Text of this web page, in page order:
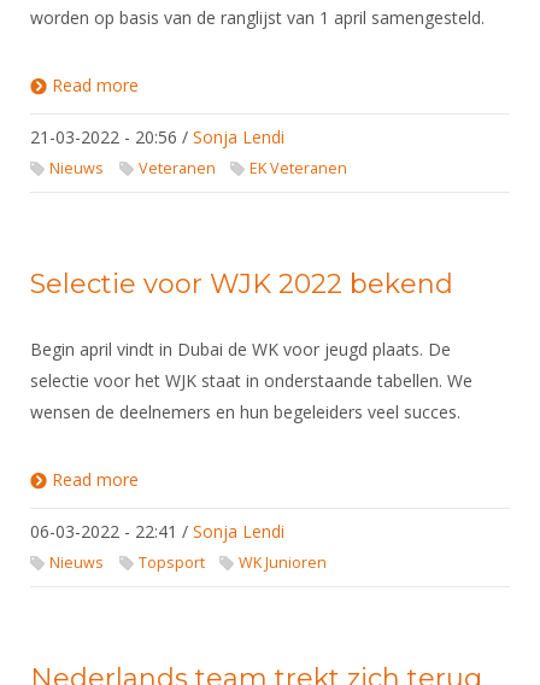
worden op basis van de ranglijst van 1 april samengesteld.
Read more
21-03-2022 - 20:56 / Sonja Lendi
Nieuws Veteranen EK Veteranen
Selectie voor WJK 2022 bekend
Begin april vindt in Dubai de WK voor jeugd plaats. De
selectie voor het WJK staat in onderstaande tabellen. We
wensen de deelnemers en hun begeleiders veel succes.
Read more
06-03-2022 - 22:41 / Sonja Lendi
Nieuws Topsport WK Junioren
Nederlands team trekt zich terug